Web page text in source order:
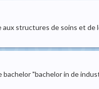
structures de soins et de
"bachelor in de